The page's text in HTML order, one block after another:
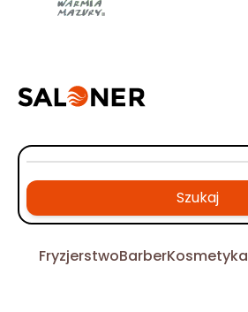
Szukaj
FryzjerstwoBarberKosmetyka